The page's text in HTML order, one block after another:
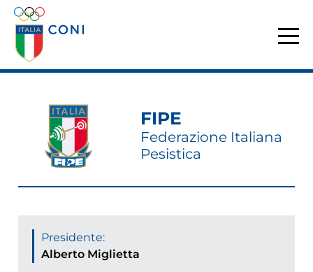
FIPE
Federazione Italiana
Pesistica
Presidente:
Alberto Miglietta